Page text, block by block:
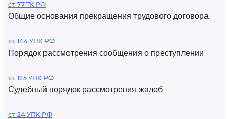
ст. 77 ТК РФ
Общие основания прекращения трудового договора
ст. 144 УПК РФ
Порядок рассмотрения сообщения о преступлении
ст. 125 УПК РФ
Судебный порядок рассмотрения жалоб
ст. 24 УПК РФ